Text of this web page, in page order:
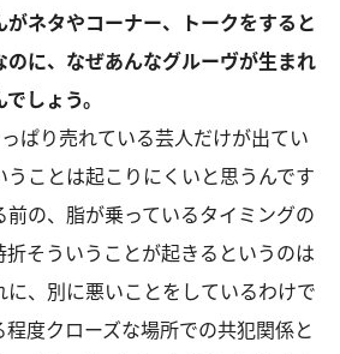
ネタやコーナー、トークをすると
のに、なぜあんなグルーヴが生まれ
しょう。
ぱり売れている芸人だけが出てい
うことは起こりにくいと思うんです
前の、脂が乗っているタイミングの
そういうことが起きるというのは
、別に悪いことをしているわけで
度クローズな場所での共犯関係と